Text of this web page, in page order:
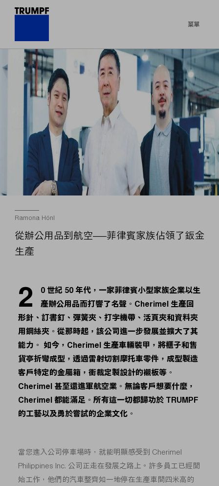
菜單
Ramona Hönl
從辦公用品到航空——菲律賓家族佔領了鈑金
生產
2
0 世紀 50 年代，一家菲律賓小型家族企業以生
產辦公用品而打響了名聲。Cherimel 生產回
形針、訂書釘、彈簧夾、打字機帶、活頁夾和資料夾
用鋼絲夾。從那時起，該公司進一步發展並擴大了其
能力。 如今，Cherimel 生產車輛裝甲，將櫃子和售
貨亭折彎成型，透過雷射切割摩托車零件，成型製造
客戶特定的金屬箱，衝裁定製設計的襯板等。
Cherimel 甚至還進軍航空業。無論客戶想要什麼，
Cherimel 都能滿足。所有這一切都歸功於 TRUMPF
的工藝以及勇於嘗試的企業文化。
當您進入公司停車場時，就能明顯感受到 Cherimel
Philippines Inc. 公司正走在發展之路上。許多員工已經開
始工作，他們的汽車整齊如一地停在生產車間四米高的